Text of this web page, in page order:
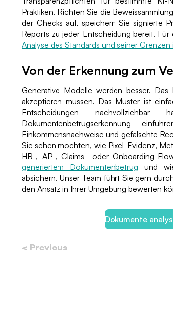
Praktiken. Richten Sie die
der Checks auf, speichern Sie signierte
Reports zu jeder Entscheidung bereit.
Analyse des Standards und seiner Grenzen
Von der Erkennung zum
Generative Modelle werden besser.
akzeptieren müssen. Das Muster ist
Entscheidungen
Dokumentenbetrugserkennung
Einkommensnachweise und gefälschte
Sie sehen möchten, wie Pixel-Evidenz,
HR-, AP-, Claims- oder Onboarding-
generiertem Dokumentenbetrug und
absichern. Unser Team führt Sie gern
den Ansatz in Ihrer Umgebung bewerten
< Previous